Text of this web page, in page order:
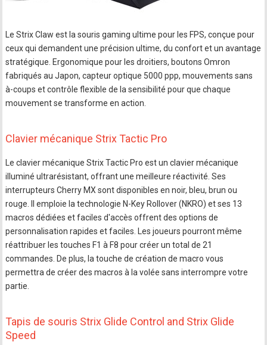
Le Strix Claw est la souris gaming ultime pour les FPS, conçue pour
ceux qui demandent une précision ultime, du confort et un avantage
stratégique. Ergonomique pour les droitiers, boutons Omron
fabriqués au Japon, capteur optique 5000 ppp, mouvements sans
à-coups et contrôle flexible de la sensibilité pour que chaque
mouvement se transforme en action.
Clavier mécanique Strix Tactic Pro
Le clavier mécanique Strix Tactic Pro est un clavier mécanique
illuminé ultrarésistant, offrant une meilleure réactivité. Ses
interrupteurs Cherry MX sont disponibles en noir, bleu, brun ou
rouge. Il emploie la technologie N-Key Rollover (NKRO) et ses 13
macros dédiées et faciles d'accès offrent des options de
personnalisation rapides et faciles. Les joueurs pourront même
réattribuer les touches F1 à F8 pour créer un total de 21
commandes. De plus, la touche de création de macro vous
permettra de créer des macros à la volée sans interrompre votre
partie.
Tapis de souris Strix Glide Control and Strix Glide
Speed